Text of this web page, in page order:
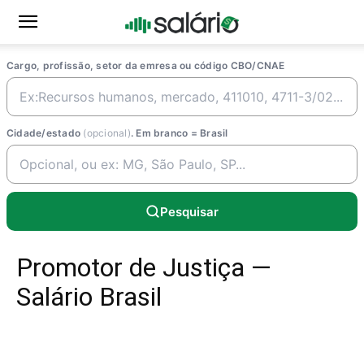
Cargo, profissão, setor da emresa ou código CBO/CNAE
Cidade/estado (opcional). Em branco = Brasil
Pesquisar
Promotor de Justiça —
Salário Brasil